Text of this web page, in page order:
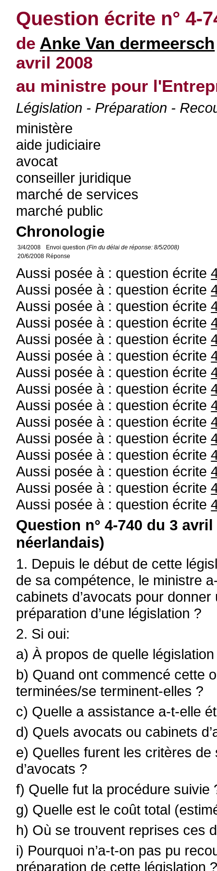
Question écrite n° 4-
de Anke Van dermeersch
avril 2008
au ministre pour
Législation - Préparation -
ministère
aide judiciaire
avocat
conseiller juridique
marché de services
marché public
Chronologie
3/4/2008 Envoi question(Fin du délai de réponse: 8/5/2008)
20/6/2008 Réponse
Aussi posée à : question écrite
Aussi posée à : question écrite
Aussi posée à : question écrite
Aussi posée à : question écrite
Aussi posée à : question écrite
Aussi posée à : question écrite
Aussi posée à : question écrite
Aussi posée à : question écrite
Aussi posée à : question écrite
Aussi posée à : question écrite
Aussi posée à : question écrite
Aussi posée à : question écrite
Aussi posée à : question écrite
Aussi posée à : question écrite
Aussi posée à : question écrite
Question n° 4-740 du 3
néerlandais)
1. Depuis le début de cette
de sa compétence, le ministre
cabinets d’avocats pour
préparation d’une législation ?
2. Si oui:
a) À propos de quelle
b) Quand ont commencé cette
terminées/se terminent-elles ?
c) Quelle a assistance a-t-elle
d) Quels avocats ou cabinets
e) Quelles furent les critères
d’avocats ?
f) Quelle fut la procédure suivie
g) Quelle est le coût total
h) Où se trouvent reprises ces
i) Pourquoi n’a-t-on pas pu
préparation de cette législation